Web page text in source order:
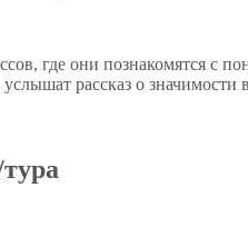
где они познакомятся с
рассказ о